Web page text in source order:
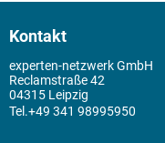
Kontakt
experten-netzwerk GmbH
Reclamstraße 42
04315 Leipzig
+49 341 98995950